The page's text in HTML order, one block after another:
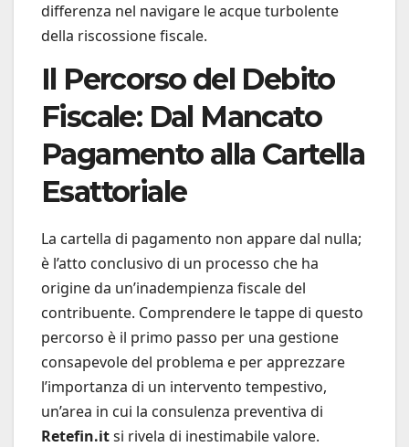
differenza nel navigare le acque turbolente
della riscossione fiscale.
Il Percorso del Debito
Fiscale: Dal Mancato
Pagamento alla Cartella
Esattoriale
La cartella di pagamento non appare dal nulla;
è l’atto conclusivo di un processo che ha
origine da un’inadempienza fiscale del
contribuente. Comprendere le tappe di questo
percorso è il primo passo per una gestione
consapevole del problema e per apprezzare
l’importanza di un intervento tempestivo,
un’area in cui la consulenza preventiva di
Retefin.itsi rivela di inestimabile valore.